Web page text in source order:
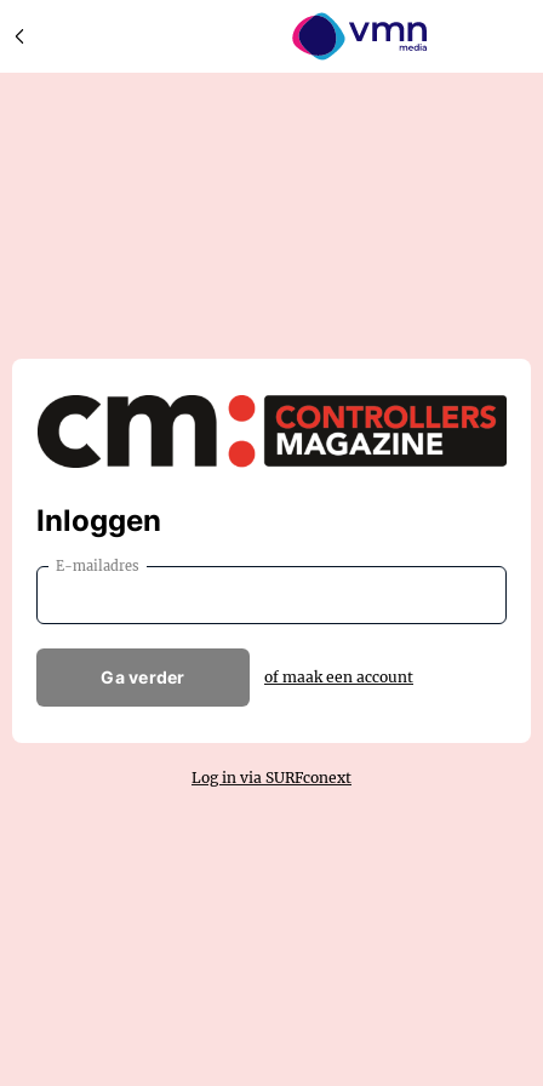
Inloggen
E-mailadres
Ga verder of maak een account
Log in via SURFconext